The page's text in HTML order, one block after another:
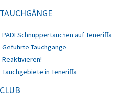
TAUCHGÄNGE
PADI Schnuppertauchen auf Teneriffa
Geführte Tauchgänge
Reaktivieren!
Tauchgebiete in Teneriffa
CLUB